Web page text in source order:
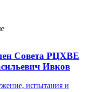
Совета РЦХВЕ
Ивков